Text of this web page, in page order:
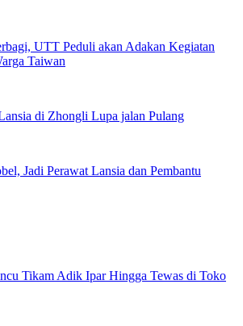
UTT Peduli akan Adakan Kegiatan
Taiwan
di Zhongli Lupa jalan Pulang
Jadi Perawat Lansia dan Pembantu
Tikam Adik Ipar Hingga Tewas di Toko